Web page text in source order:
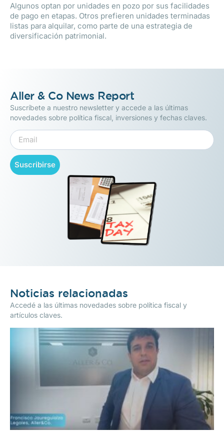
Algunos optan por unidades en pozo por sus facilidades
de pago en etapas. Otros prefieren unidades terminadas
listas para alquilar, como parte de una estrategia de
diversificación patrimonial.
Aller & Co News Report
Suscríbete a nuestro newsletter y accede a las últimas
novedades sobre política fiscal, inversiones y fechas claves.
Suscribirse
Noticias relacionadas
Accedé a las últimas novedades sobre política fiscal y
artículos claves.